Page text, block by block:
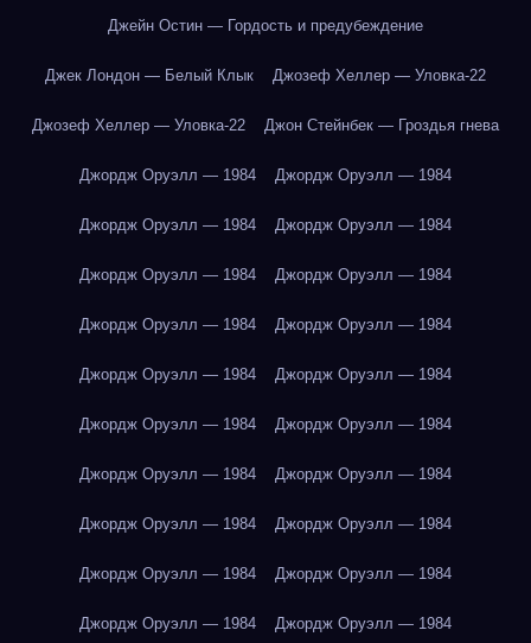
Джейн Остин — Гордость и предубеждение
Джек Лондон — Белый Клык Джозеф Хеллер — Уловка-22
Джозеф Хеллер — Уловка-22 Джон Стейнбек — Гроздья гнева
Джордж Оруэлл — 1984 Джордж Оруэлл — 1984
Джордж Оруэлл — 1984 Джордж Оруэлл — 1984
Джордж Оруэлл — 1984 Джордж Оруэлл — 1984
Джордж Оруэлл — 1984 Джордж Оруэлл — 1984
Джордж Оруэлл — 1984 Джордж Оруэлл — 1984
Джордж Оруэлл — 1984 Джордж Оруэлл — 1984
Джордж Оруэлл — 1984 Джордж Оруэлл — 1984
Джордж Оруэлл — 1984 Джордж Оруэлл — 1984
Джордж Оруэлл — 1984 Джордж Оруэлл — 1984
Джордж Оруэлл — 1984 Джордж Оруэлл — 1984